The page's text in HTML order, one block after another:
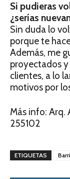
Si pudieras
¿serías
Sin duda lo
porque te
Además, me
proyectados
clientes, a lo
motivos por
Más info: Arq.
255102
ETIQUETAS